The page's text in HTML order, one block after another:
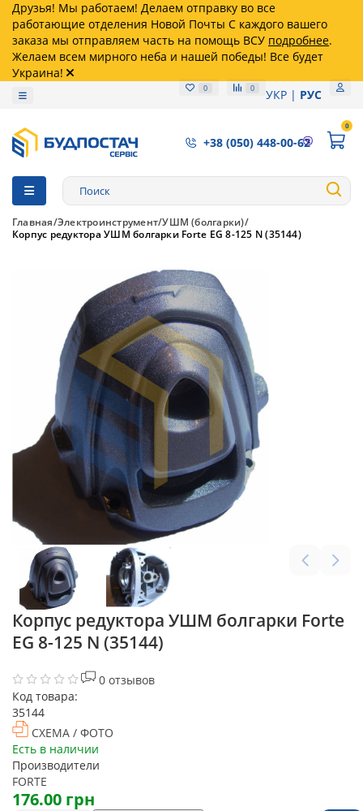
Друзья! Мы работаем! Делаем отправку во все
работающие отделения Новой Почты С каждого вашего
заказа мы отправляем часть на помощь ВСУ подробнее.
Желаем всем мирного неба и нашей победы! Все будет
Украина!
0 0 УКР РУС
+38 (050) 448-00-62
0
Главная Электроинструмент УШМ (болгарки)
Корпус редуктора УШМ болгарки Forte EG 8-125 N (35144)
Корпус редуктора УШМ болгарки Forte
EG 8-125 N (35144)
0 отзывов
Код товара:
35144
СХЕМА / ФОТО
Есть в наличии
Производители
FORTE
176.00 грн